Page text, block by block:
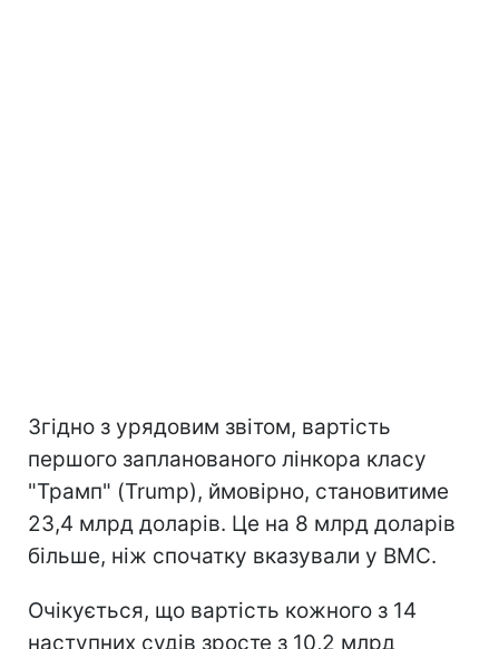
Згідно з урядовим звітом, вартість
першого запланованого лінкора класу
"Трамп" (Trump), ймовірно, становитиме
23,4 млрд доларів. Це на 8 млрд доларів
більше, ніж спочатку вказували у ВМС.
Очікується, що вартість кожного з 14
наступних судів зросте з 10,2 млрд